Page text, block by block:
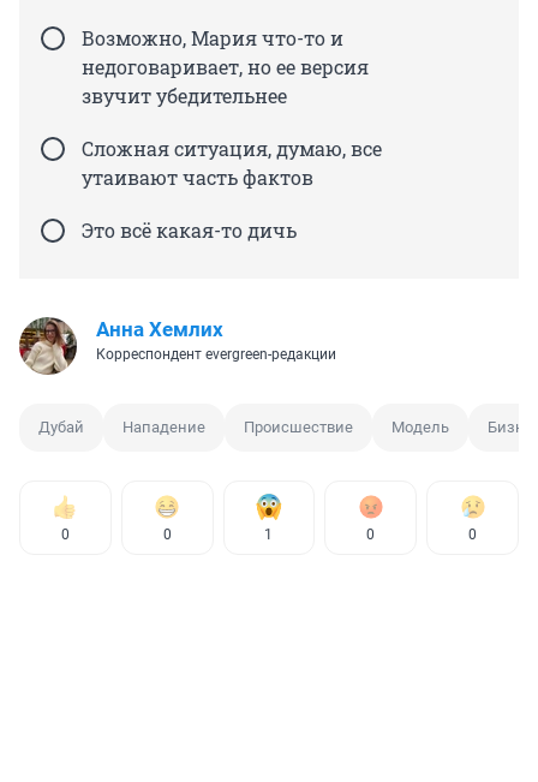
Возможно, Мария что-то и
недоговаривает, но ее версия
звучит убедительнее
Сложная ситуация, думаю, все
утаивают часть фактов
Это всё какая-то дичь
Анна Хемлих
Корреспондент evergreen-редакции
Дубай Нападение Происшествие Модель
0 0 1 0 0